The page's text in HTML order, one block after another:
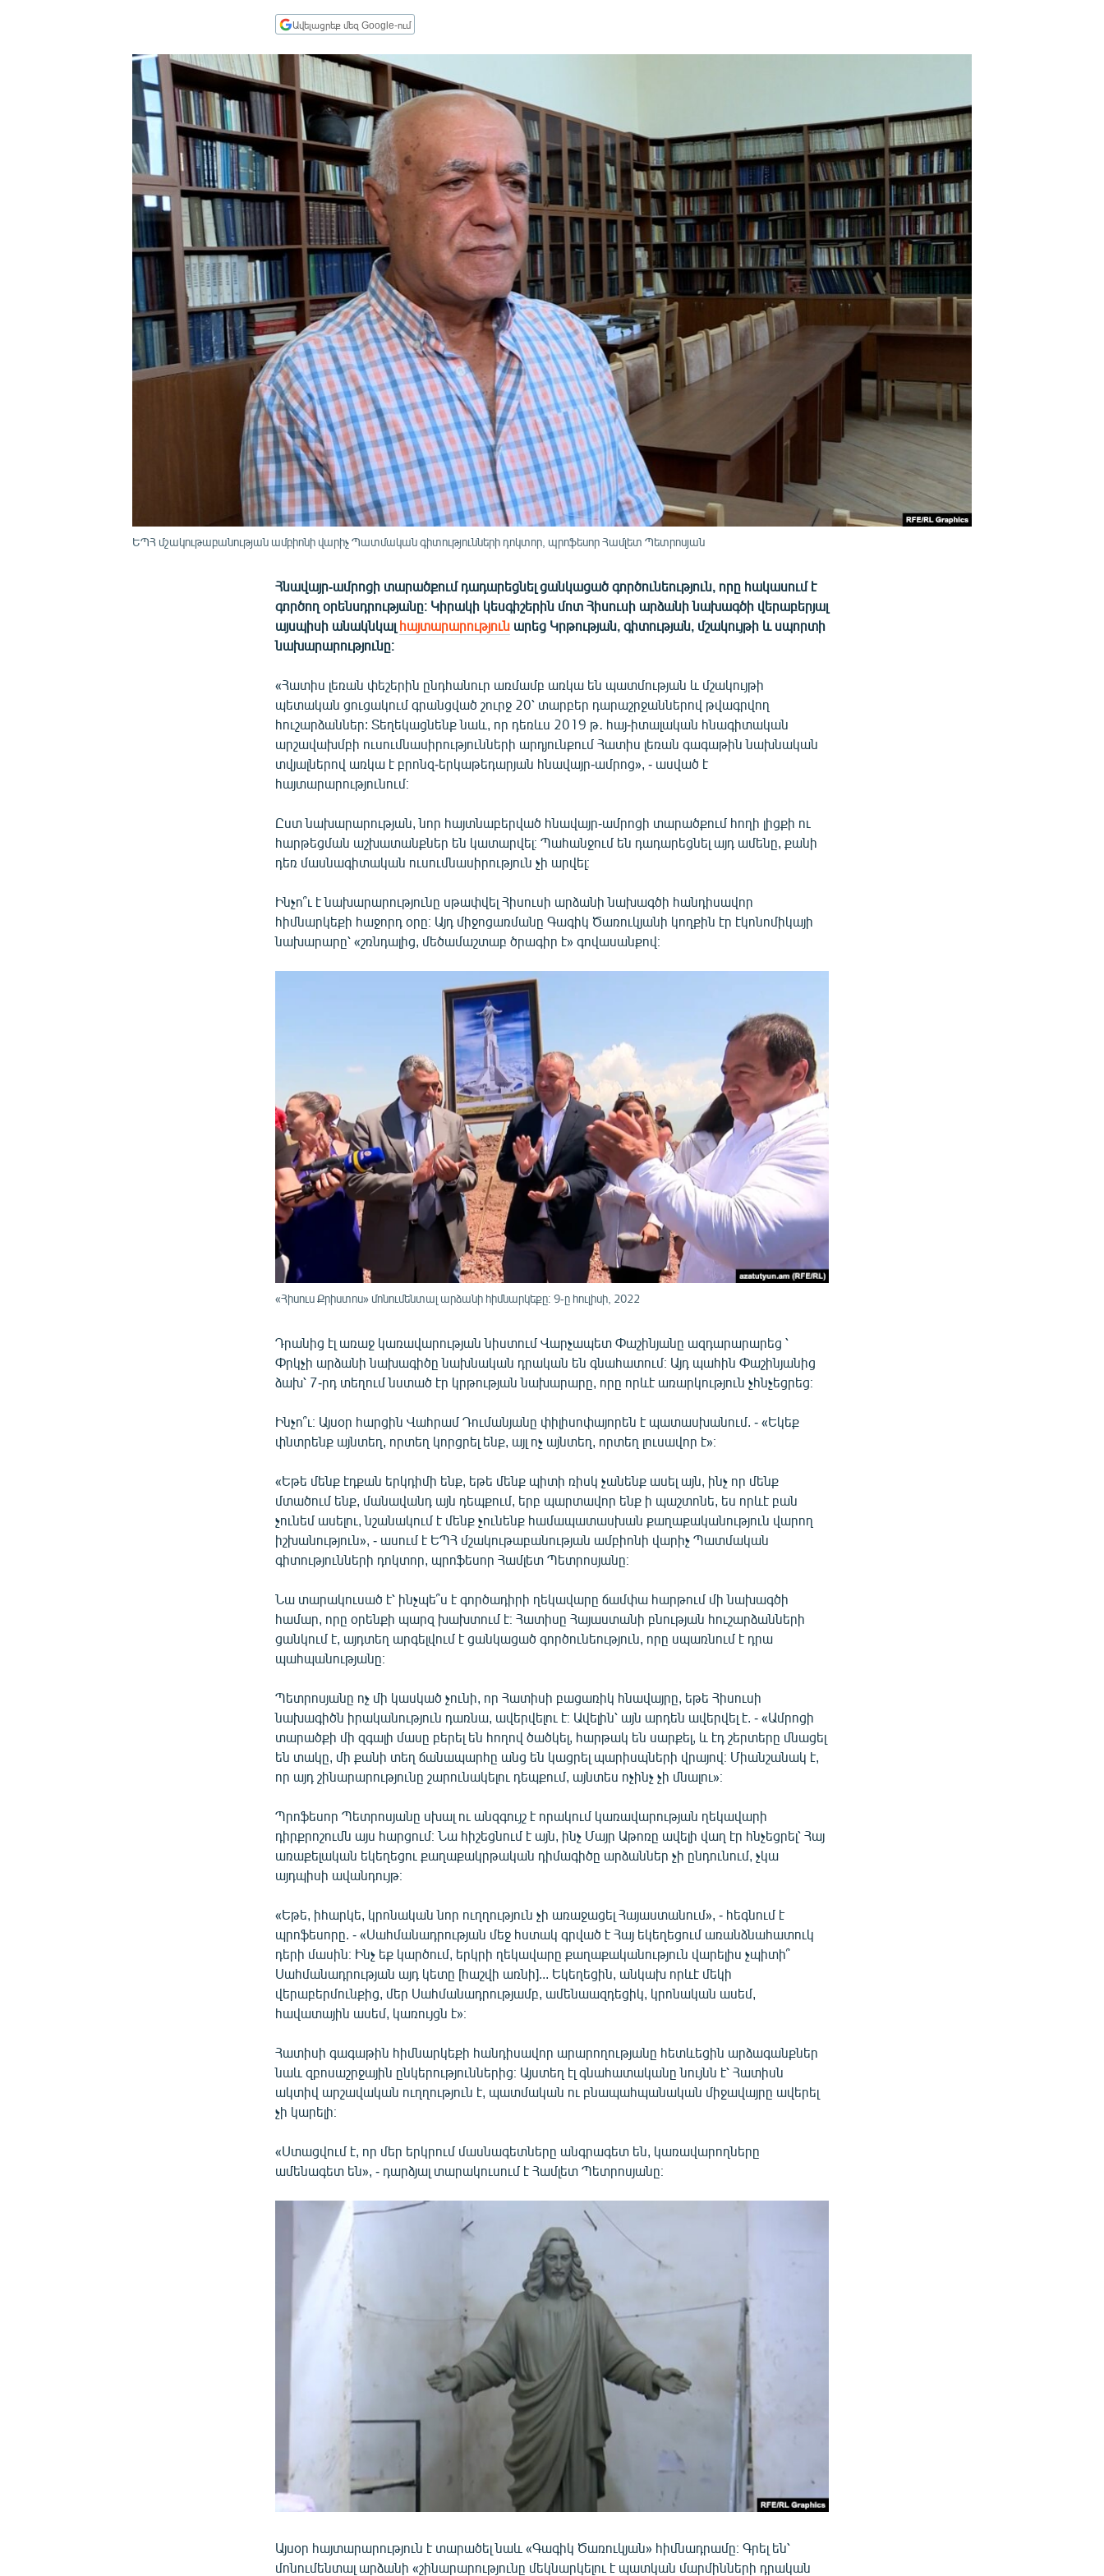
ՄԵԿՆԱԲԱՆՈՒԹՅՈՒՆ
ՁԳՏԵԼՈՎ ԼԱՎԱԳՈՒՅՆԻՆ
Ավելացրեք մեզ Google-ում
ԵՊՀ մշակութաբանության ամբիոնի վարիչ Պատմական գիտությունների դոկտոր, պրոֆեսոր Համլետ Պետրոսյան
Հնավայր-ամրոցի տարածքում դադարեցնել ցանկացած գործունեություն, որը հակասում է
գործող օրենսդրությանը։ Կիրակի կեսգիշերին մոտ Հիսուսի արձանի նախագծի վերաբերյալ
այսպիսի անակնկալ հայտարարություն արեց Կրթության, գիտության, մշակույթի և սպորտի
նախարարությունը։
«Հատիս լեռան փեշերին ընդհանուր առմամբ առկա են պատմության և մշակույթի
պետական ցուցակում գրանցված շուրջ 20՝ տարբեր դարաշրջաններով թվագրվող
հուշարձաններ: Տեղեկացնենք նաև, որ դեռևս 2019 թ․ հայ-իտալական հնագիտական
արշավախմբի ուսումնասիրությունների արդյունքում Հատիս լեռան գագաթին նախնական
տվյալներով առկա է բրոնզ-երկաթեդարյան հնավայր-ամրոց», - ասված է
հայտարարությունում։
Ըստ նախարարության, նոր հայտնաբերված հնավայր-ամրոցի տարածքում հողի լիցքի ու
հարթեցման աշխատանքներ են կատարվել։ Պահանջում են դադարեցնել այդ ամենը, քանի
դեռ մասնագիտական ուսումնասիրություն չի արվել։
Ինչո՞ւ է նախարարությունը սթափվել Հիսուսի արձանի նախագծի հանդիսավոր
հիմնարկեքի հաջորդ օրը։ Այդ միջոցառմանը Գագիկ Ծառուկյանի կողքին էր էկոնոմիկայի
նախարարը՝ «շռնդալից, մեծամաշտաբ ծրագիր է» գովասանքով։
«Հիսուս Քրիստոս» մոնումենտալ արձանի հիմնարկեքը։ 9-ը հուլիսի, 2022
Դրանից էլ առաջ կառավարության նիստում Վարչապետ Փաշինյանը ազդարարարեց ՝
Փրկչի արձանի նախագիծը նախնական դրական են գնահատում։ Այդ պահին Փաշինյանից
ձախ՝ 7-րդ տեղում նստած էր կրթության նախարարը, որը որևէ առարկություն չհնչեցրեց։
Ինչո՞ւ։ Այսօր հարցին Վահրամ Դումանյանը փիլիսոփայորեն է պատասխանում. - «Եկեք
փնտրենք այնտեղ, որտեղ կորցրել ենք, այլ ոչ այնտեղ, որտեղ լուսավոր է»։
«Եթե մենք էդքան երկդիմի ենք, եթե մենք պիտի ռիսկ չանենք ասել այն, ինչ որ մենք
մտածում ենք, մանավանդ այն դեպքում, երբ պարտավոր ենք ի պաշտոնե, ես որևէ բան
չունեմ ասելու, նշանակում է մենք չունենք համապատասխան քաղաքականություն վարող
իշխանություն», - ասում է ԵՊՀ մշակութաբանության ամբիոնի վարիչ Պատմական
գիտությունների դոկտոր, պրոֆեսոր Համլետ Պետրոսյանը։
Նա տարակուսած է՝ ինչպե՞ս է գործադիրի ղեկավարը ճամփա հարթում մի նախագծի
համար, որը օրենքի պարզ խախտում է։ Հատիսը Հայաստանի բնության հուշարձանների
ցանկում է, այդտեղ արգելվում է ցանկացած գործունեություն, որը սպառնում է դրա
պահպանությանը։
Պետրոսյանը ոչ մի կասկած չունի, որ Հատիսի բացառիկ հնավայրը, եթե Հիսուսի
նախագիծն իրականություն դառնա, ավերվելու է։ Ավելին՝ այն արդեն ավերվել է. - «Ամրոցի
տարածքի մի զգալի մասը բերել են հողով ծածկել, հարթակ են սարքել, և էդ շերտերը մնացել
են տակը, մի քանի տեղ ճանապարհը անց են կացրել պարիսպների վրայով։ Միանշանակ է,
որ այդ շինարարությունը շարունակելու դեպքում, այնտես ոչինչ չի մնալու»։
Պրոֆեսոր Պետրոսյանը սխալ ու անզգույշ է որակում կառավարության ղեկավարի
դիրքրոշումն այս հարցում։ Նա հիշեցնում է այն, ինչ Մայր Աթոռը ավելի վաղ էր հնչեցրել՝ Հայ
առաքելական եկեղեցու քաղաքակրթական դիմագիծը արձաններ չի ընդունում, չկա
այդպիսի ավանդույթ։
«Եթե, իհարկե, կրոնական նոր ուղղություն չի առաջացել Հայաստանում», - հեգնում է
պրոֆեսորը. - «Սահմանադրության մեջ հստակ գրված է Հայ եկեղեցում առանձնահատուկ
դերի մասին։ Ինչ եք կարծում, երկրի ղեկավարը քաղաքականություն վարելիս չպիտի՞
Սահմանադրության այդ կետը [հաշվի առնի]... Եկեղեցին, անկախ որևէ մեկի
վերաբերմունքից, մեր Սահմանադրությամբ, ամենաազդեցիկ, կրոնական ասեմ,
հավատային ասեմ, կառույցն է»։
Հատիսի գագաթին հիմնարկեքի հանդիսավոր արարողությանը հետևեցին արձագանքներ
նաև զբոսաշրջային ընկերություններից։ Այստեղ էլ գնահատականը նույնն է՝ Հատիսն
ակտիվ արշավական ուղղություն է, պատմական ու բնապահպանական միջավայրը ավերել
չի կարելի։
«Ստացվում է, որ մեր երկրում մասնագետները անգրագետ են, կառավարողները
ամենագետ են», - դարձյալ տարակուսում է Համլետ Պետրոսյանը։
Այսօր հայտարարություն է տարածել նաև «Գագիկ Ծառուկյան» հիմնադրամը։ Գրել են՝
մոնումենտալ արձանի «շինարարությունը մեկնարկելու է պատկան մարմինների դրական